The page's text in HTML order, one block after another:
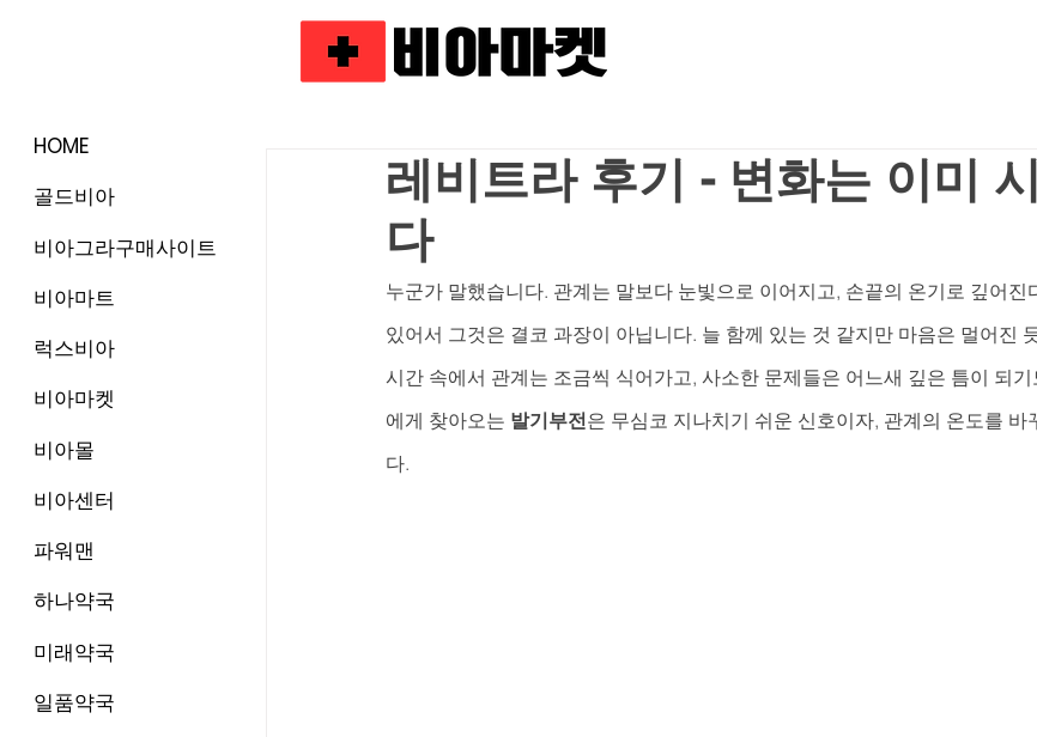
레비트라 후기 - 변화는 이미
다
누군가 말했습니다. 관계는 말보다 눈빛으로 이어지고, 손끝의 온기로 깊어진
있어서 그것은 결코 과장이 아닙니다. 늘 함께 있는 것 같지만 마음은 멀어진
시간 속에서 관계는 조금씩 식어가고, 사소한 문제들은 어느새 깊은 틈이 되
에게 찾아오는 발기부전은 무심코 지나치기 쉬운 신호이자, 관계의 온도를 바
다.
HOME
골드비아
비아그라구매사이트
비아마트
럭스비아
비아마켓
비아몰
비아센터
파워맨
하나약국
미래약국
일품약국